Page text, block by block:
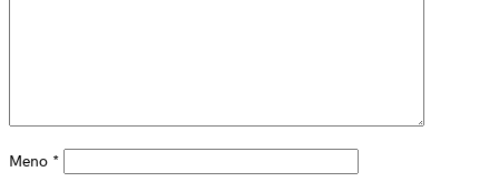
Meno *